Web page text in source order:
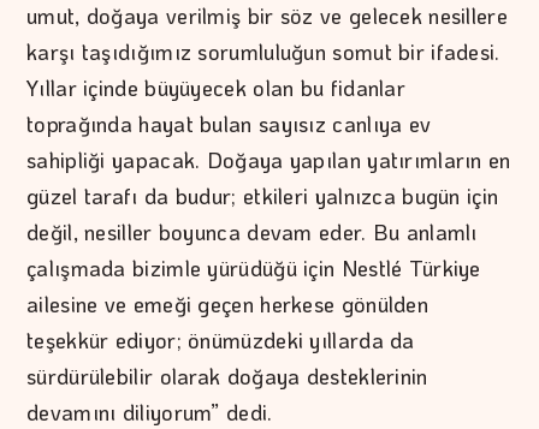
umut, doğaya verilmiş bir söz ve gelecek nesillere
karşı taşıdığımız sorumluluğun somut bir ifadesi.
Yıllar içinde büyüyecek olan bu fidanlar
toprağında hayat bulan sayısız canlıya ev
sahipliği yapacak. Doğaya yapılan yatırımların en
güzel tarafı da budur; etkileri yalnızca bugün için
değil, nesiller boyunca devam eder. Bu anlamlı
çalışmada bizimle yürüdüğü için Nestlé Türkiye
ailesine ve emeği geçen herkese gönülden
teşekkür ediyor; önümüzdeki yıllarda da
sürdürülebilir olarak doğaya desteklerinin
devamını diliyorum” dedi.